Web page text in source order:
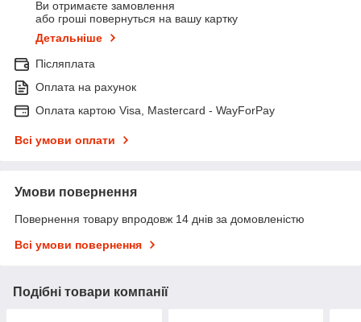
Ви отримаєте замовлення
або гроші повернуться на вашу картку
Детальніше
Післяплата
Оплата на рахунок
Оплата картою Visa, Mastercard - WayForPay
Всі умови оплати
Умови повернення
Повернення товару впродовж 14 днів за домовленістю
Всі умови повернення
Подібні товари компанії